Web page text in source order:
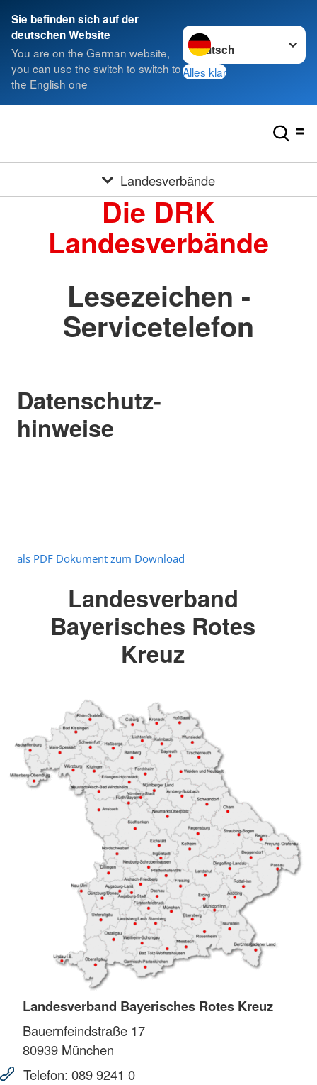
Sie befinden sich auf der
deutschen Website
You are on the German website,
you can use the switch to switch to
the English one
Sprache wechseln zu
Alles klar
Landesverbände
Die DRK
Landesverbände
Lesezeichen -
Servicetelefon
Datenschutz-
hinweise
als PDF Dokument zum Download
Landesverband
Bayerisches Rotes
Kreuz
Landesverband Bayerisches Rotes Kreuz
Bauernfeindstraße 17
80939 München
Telefon: 089 9241 0